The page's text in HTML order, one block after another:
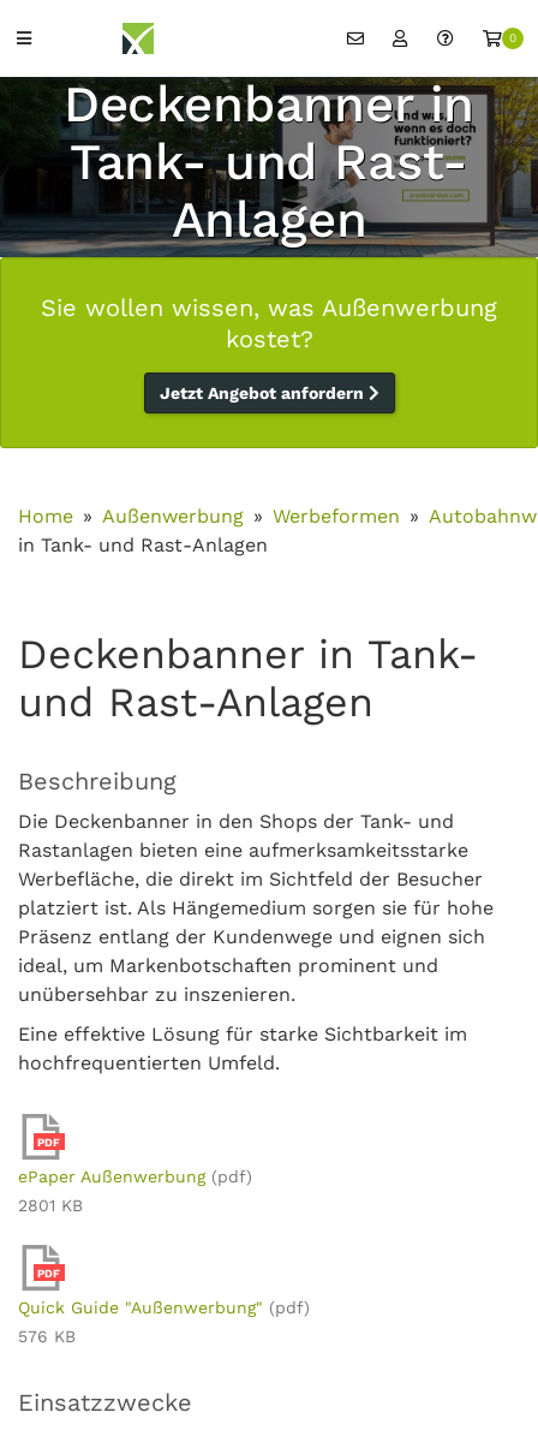
0
Deckenbanner in
Tank- und Rast-
Anlagen
Sie wollen wissen, was Außenwerbung
kostet?
Jetzt Angebot anfordern
Home Außenwerbung Werbeformen
in Tank- und Rast-Anlagen
Deckenbanner in Tank-
und Rast-Anlagen
Beschreibung
Die Deckenbanner in den Shops der Tank- und
Rastanlagen bieten eine aufmerksamkeitsstarke
Werbefläche, die direkt im Sichtfeld der Besucher
platziert ist. Als Hängemedium sorgen sie für hohe
Präsenz entlang der Kundenwege und eignen sich
ideal, um Markenbotschaften prominent und
unübersehbar zu inszenieren.
Eine effektive Lösung für starke Sichtbarkeit im
hochfrequentierten Umfeld.
PDF
ePaper Außenwerbung (pdf)
2801 KB
PDF
Quick Guide "Außenwerbung" (pdf)
576 KB
Einsatzzwecke